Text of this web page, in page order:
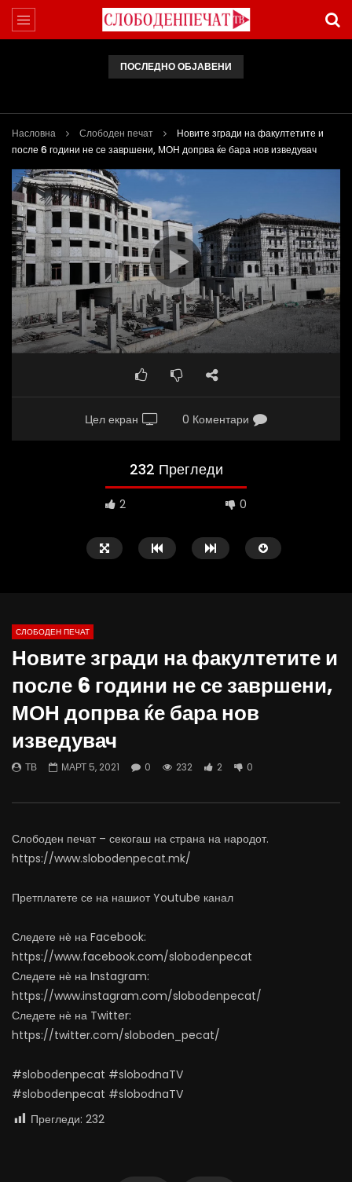
ПОСЛЕДНО ОБЈАВЕНИ
Насловна Слободен печат
Новите згради на факултетите и
после 6 години не се завршени, МОН допрва ќе бара нов изведувач
Цел екран 0 Коментари
232 Прегледи
2 0
Вести на „Слободен Печат“
07.08.2026
АВГУСТ 7, 2026
0
1.4K 15
06.08.2026
СЛОБОДЕН ПЕЧАТ
Новите згради на факултетите и
после 6 години не се завршени,
МОН допрва ќе бара нов
изведувач
ТВ МАРТ 5, 2021 0 232 2 0
Слободен печат – секогаш на страна на народот.
https://www.slobodenpecat.mk/
Претплатете се на нашиот Youtube канал
Следете нѐ на Facebook:
https://www.facebook.com/slobodenpecat
Следете нѐ на Instagram:
https://www.instagram.com/slobodenpecat/
Следете нѐ на Twitter:
https://twitter.com/sloboden_pecat/
#slobodenpecat #slobodnaTV
#slobodenpecat #slobodnaTV
Прегледи: 232